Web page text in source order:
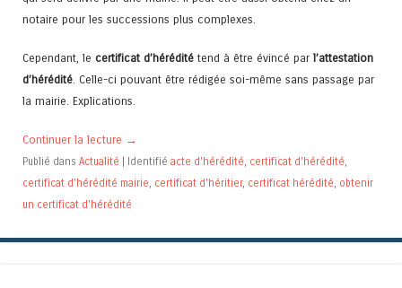
notaire pour les successions plus complexes.
Cependant, le certificat d’hérédité tend à être évincé par l’attestation
d’hérédité. Celle-ci pouvant être rédigée soi-même sans passage par
la mairie. Explications.
Continuer la lecture →
Publié dans Actualité Identifié acte d'hérédité, certificat d'hérédité,
certificat d'hérédité mairie, certificat d'héritier, certificat hérédité, obtenir
un certificat d'hérédité